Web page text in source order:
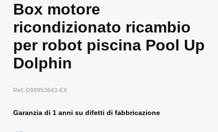
Box motore
ricondizionato ricambio
per robot piscina Pool Up
Dolphin
Ref. D99953043-EX
Garanzia di 1 anni su difetti di fabbricazione